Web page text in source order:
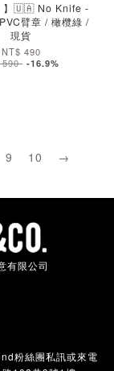
】🇺🇦 No Knife -
臂章 / 橄欖綠 /
現貨
NT$ 490
590 -16.9%
加入購物車
9 10 →
有限公司
粉絲團私訊或來電